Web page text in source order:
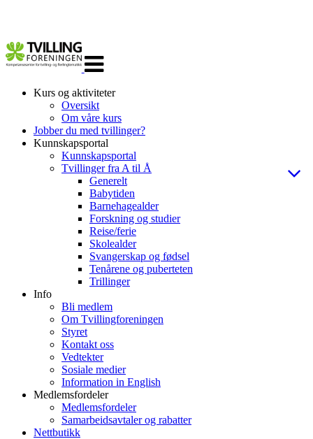
navigasjon
Kurs og aktiviteter
Oversikt
Om våre kurs
Jobber du med tvillinger?
Kunnskapsportal
Kunnskapsportal
Tvillinger fra A til Å
Generelt
Babytiden
Barnehagealder
Forskning og studier
Reise/ferie
Skolealder
Svangerskap og fødsel
Tenårene og puberteten
Trillinger
Info
Bli medlem
Om Tvillingforeningen
Styret
Kontakt oss
Vedtekter
Sosiale medier
Information in English
Medlemsfordeler
Medlemsfordeler
Samarbeidsavtaler og rabatter
Nettbutikk